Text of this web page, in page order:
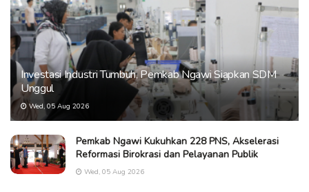
Investasi Industri Tumbuh, Pemkab Ngawi Siapkan SDM
Unggul
Wed, 05 Aug 2026
Pemkab Ngawi Kukuhkan 228 PNS, Akselerasi
Reformasi Birokrasi dan Pelayanan Publik
Wed, 05 Aug 2026